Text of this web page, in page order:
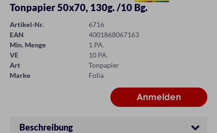
Tonpapier 50x70, 130g. /10 Bg.
Artikel-Nr.
6716
EAN
4001868067163
Min. Menge
1 PA.
VE
10 PA.
Art
Tonpapier
Marke
Folia
Beschreibung